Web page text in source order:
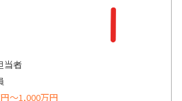
当者
〜1,000万円